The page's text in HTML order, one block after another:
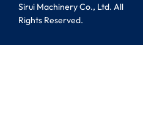
Sirui Machinery Co., Ltd. All
Rights Reserved.